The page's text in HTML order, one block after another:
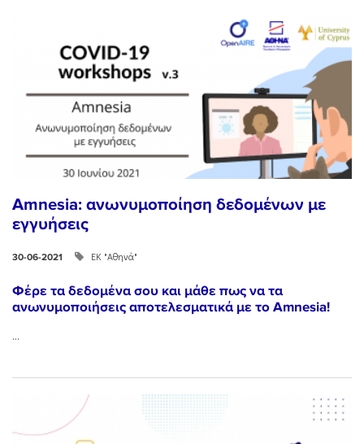
Amnesia: ανωνυμοποίηση δεδομένων με
εγγυήσεις
30-06-2021 ΕΚ "Αθηνά"
Φέρε τα δεδομένα σου και μάθε πως να τα
ανωνυμοποιήσεις αποτελεσματικά με το Amnesia!
...